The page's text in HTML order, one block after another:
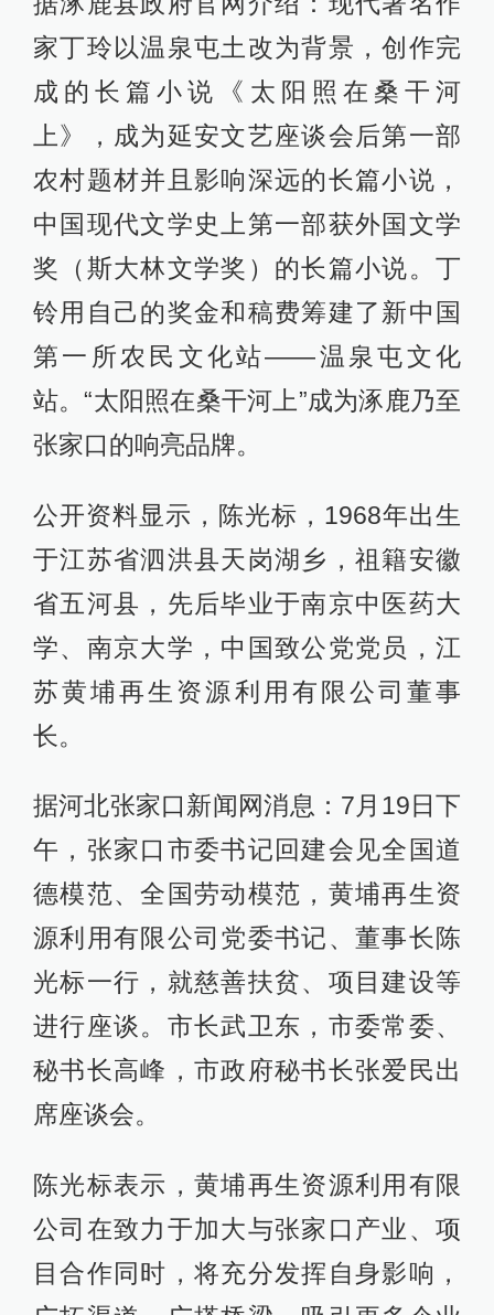
家丁玲以温泉屯土改为背景，创作完
成的长篇小说《太阳照在桑干河
上》，成为延安文艺座谈会后第一部
农村题材并且影响深远的长篇小说，
中国现代文学史上第一部获外国文学
奖（斯大林文学奖）的长篇小说。丁
铃用自己的奖金和稿费筹建了新中国
第一所农民文化站——温泉屯文化
站。“太阳照在桑干河上”成为涿鹿乃至
张家口的响亮品牌。
公开资料显示，陈光标，1968年出生
于江苏省泗洪县天岗湖乡，祖籍安徽
省五河县，先后毕业于南京中医药大
学、南京大学，中国致公党党员，江
苏黄埔再生资源利用有限公司董事
长。
据河北张家口新闻网消息：7月19日下
午，张家口市委书记回建会见全国道
德模范、全国劳动模范，黄埔再生资
源利用有限公司党委书记、董事长陈
光标一行，就慈善扶贫、项目建设等
进行座谈。市长武卫东，市委常委、
秘书长高峰，市政府秘书长张爱民出
席座谈会。
陈光标表示，黄埔再生资源利用有限
公司在致力于加大与张家口产业、项
目合作同时，将充分发挥自身影响，